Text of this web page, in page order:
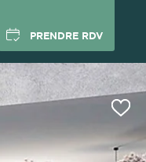
PRENDRE RDV